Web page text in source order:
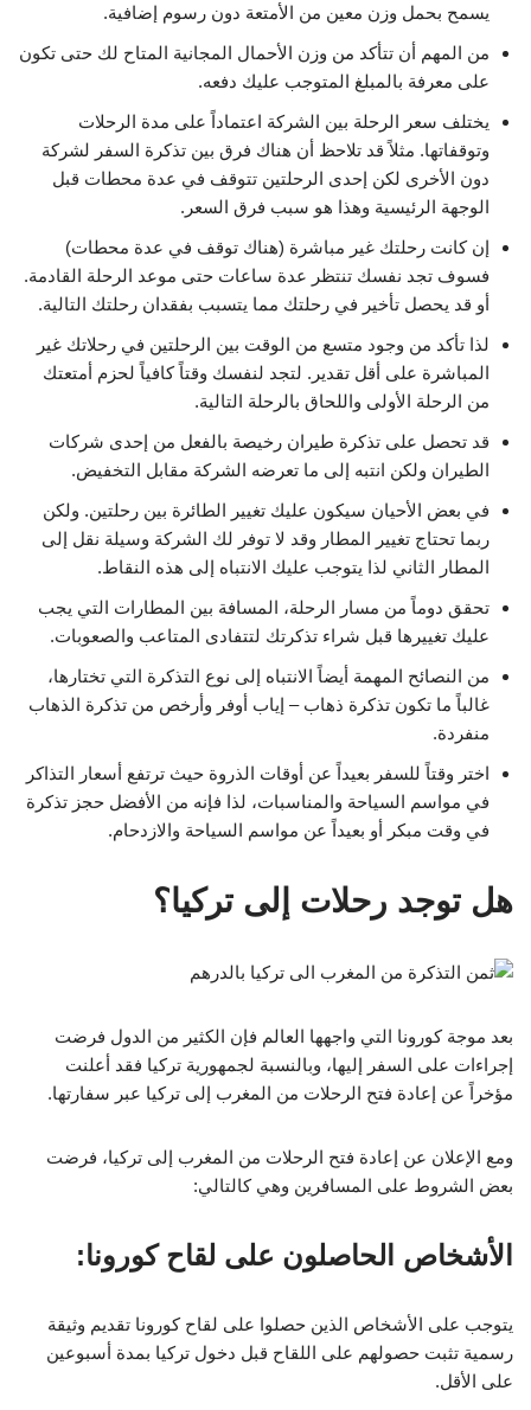
يسمح بحمل وزن معين من الأمتعة دون رسوم إضافية.
من المهم أن تتأكد من وزن الأحمال المجانية المتاح لك حتى تكون
على معرفة بالمبلغ المتوجب عليك دفعه.
يختلف سعر الرحلة بين الشركة اعتماداً على مدة الرحلات
وتوقفاتها. مثلاً قد تلاحظ أن هناك فرق بين تذكرة السفر لشركة
دون الأخرى لكن إحدى الرحلتين تتوقف في عدة محطات قبل
الوجهة الرئيسية وهذا هو سبب فرق السعر.
إن كانت رحلتك غير مباشرة (هناك توقف في عدة محطات)
فسوف تجد نفسك تنتظر عدة ساعات حتى موعد الرحلة القادمة.
أو قد يحصل تأخير في رحلتك مما يتسبب بفقدان رحلتك التالية.
لذا تأكد من وجود متسع من الوقت بين الرحلتين في رحلاتك غير
المباشرة على أقل تقدير. لتجد لنفسك وقتاً كافياً لحزم أمتعتك
من الرحلة الأولى واللحاق بالرحلة التالية.
قد تحصل على تذكرة طيران رخيصة بالفعل من إحدى شركات
الطيران ولكن انتبه إلى ما تعرضه الشركة مقابل التخفيض.
في بعض الأحيان سيكون عليك تغيير الطائرة بين رحلتين. ولكن
ربما تحتاج تغيير المطار وقد لا توفر لك الشركة وسيلة نقل إلى
المطار الثاني لذا يتوجب عليك الانتباه إلى هذه النقاط.
تحقق دوماً من مسار الرحلة، المسافة بين المطارات التي يجب
عليك تغييرها قبل شراء تذكرتك لتتفادى المتاعب والصعوبات.
من النصائح المهمة أيضاً الانتباه إلى نوع التذكرة التي تختارها،
غالباً ما تكون تذكرة ذهاب – إياب أوفر وأرخص من تذكرة الذهاب
منفردة.
اختر وقتاً للسفر بعيداً عن أوقات الذروة حيث ترتفع أسعار التذاكر
في مواسم السياحة والمناسبات، لذا فإنه من الأفضل حجز تذكرة
في وقت مبكر أو بعيداً عن مواسم السياحة والازدحام.
هل توجد رحلات إلى تركيا؟
بعد موجة كورونا التي واجهها العالم فإن الكثير من الدول فرضت
إجراءات على السفر إليها، وبالنسبة لجمهورية تركيا فقد أعلنت
مؤخراً عن إعادة فتح الرحلات من المغرب إلى تركيا عبر سفارتها.
ومع الإعلان عن إعادة فتح الرحلات من المغرب إلى تركيا، فرضت
بعض الشروط على المسافرين وهي كالتالي:
الأشخاص الحاصلون على لقاح كورونا:
يتوجب على الأشخاص الذين حصلوا على لقاح كورونا تقديم وثيقة
رسمية تثبت حصولهم على اللقاح قبل دخول تركيا بمدة أسبوعين
على الأقل.